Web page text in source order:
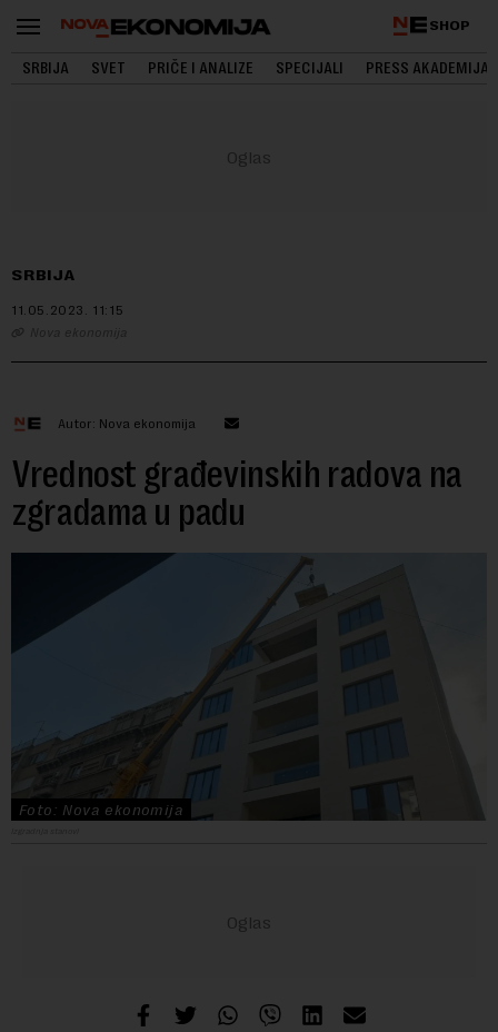
SHOP
SRBIJA SVET PRIČE I ANALIZE SPECIJALI PRESS AKADEMIJA
SRBIJA
11.05.2023. 11:15
Nova ekonomija
Autor: Nova ekonomija
Vrednost građevinskih radova na
zgradama u padu
Foto: Nova ekonomija